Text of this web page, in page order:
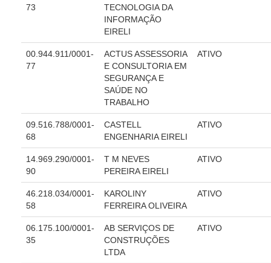
Audiências e Sessões
Calendário de Sessões da 2ª Turma - 2026
Calendário das Sessões da 3ª Turma 2026
Calendário das Sessões do Pleno e Especializadas 2026
Carta de Serviços ao Cidadão
Cadastro de Peritos, Tradutores e Intérpretes
Calendários
Calendário Geral
Calendário de Eventos
Calendário de Eventos passados
Calendário das Sessões
73
TECNOLOGIA DA
INFORMAÇÃO
EIRELI
00.944.911/0001-
77
ACTUS ASSESSORIA
E CONSULTORIA EM
SEGURANÇA E
SAÚDE NO
TRABALHO
ATIVO
09.516.788/0001-
68
CASTELL
ENGENHARIA EIRELI
ATIVO
14.969.290/0001-
90
T M NEVES
PEREIRA EIRELI
ATIVO
46.218.034/0001-
58
KAROLINY
FERREIRA OLIVEIRA
ATIVO
06.175.100/0001-
35
AB SERVIÇOS DE
CONSTRUÇÕES
LTDA
ATIVO